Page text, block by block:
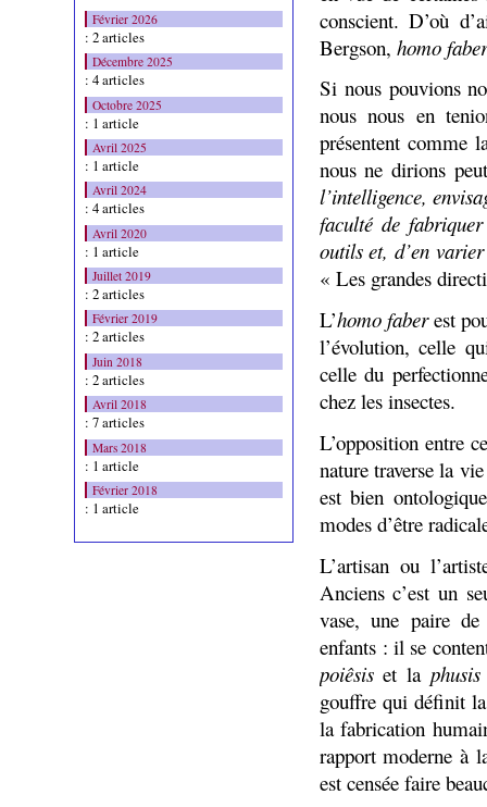
Février 2026
: 2 articles
Décembre 2025
: 4 articles
Octobre 2025
: 1 article
Avril 2025
: 1 article
Avril 2024
: 4 articles
Avril 2020
: 1 article
Juillet 2019
: 2 articles
Février 2019
: 2 articles
Juin 2018
: 2 articles
Avril 2018
: 7 articles
Mars 2018
: 1 article
Février 2018
: 1 article
conscient. D’où
Bergson, homo faber
Si nous pouvions
nous nous en
présentent comme
nous ne dirions
l’intelligence,
faculté de
outils et, d’en
« Les grandes
L’homo faberest
l’évolution, celle
celle du
chez les insectes.
L’opposition entre
nature traverse la
est bien
modes d’être
L’artisan ou
Anciens c’est un
vase, une paire
enfants : il se
poiêsiset la phusis
gouffre qui définit
la fabrication
rapport moderne à
est censée faire